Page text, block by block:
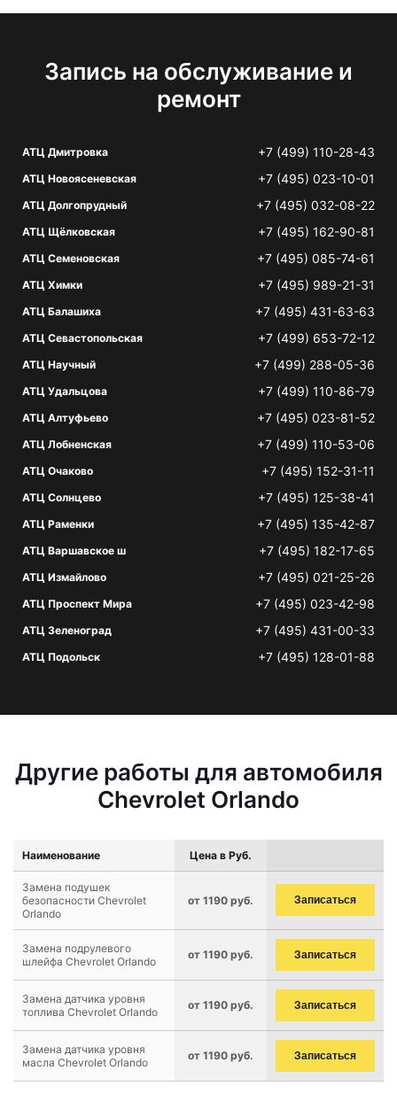
Запись на обслуживание и
ремонт
АТЦ Дмитровка +7 (499) 110-28-43
АТЦ Новоясеневская +7 (495) 023-10-01
АТЦ Долгопрудный +7 (495) 032-08-22
АТЦ Щёлковская +7 (495) 162-90-81
АТЦ Семеновская +7 (495) 085-74-61
АТЦ Химки +7 (495) 989-21-31
АТЦ Балашиха +7 (495) 431-63-63
АТЦ Севастопольская +7 (499) 653-72-12
АТЦ Научный +7 (499) 288-05-36
АТЦ Удальцова +7 (499) 110-86-79
АТЦ Алтуфьево +7 (495) 023-81-52
АТЦ Лобненская +7 (499) 110-53-06
АТЦ Очаково +7 (495) 152-31-11
АТЦ Солнцево +7 (495) 125-38-41
АТЦ Раменки +7 (495) 135-42-87
АТЦ Варшавское ш +7 (495) 182-17-65
АТЦ Измайлово +7 (495) 021-25-26
АТЦ Проспект Мира +7 (495) 023-42-98
АТЦ Зеленоград +7 (495) 431-00-33
АТЦ Подольск +7 (495) 128-01-88
Другие работы для автомобиля
Chevrolet Orlando
Наименование Цена в Руб.
Замена подушек
безопасности Chevrolet
Orlando
от 1190 руб. Записаться
Замена подрулевого
шлейфа Chevrolet Orlando
от 1190 руб. Записаться
Замена датчика уровня
топлива Chevrolet Orlando
от 1190 руб. Записаться
Замена датчика уровня
масла Chevrolet Orlando
от 1190 руб. Записаться